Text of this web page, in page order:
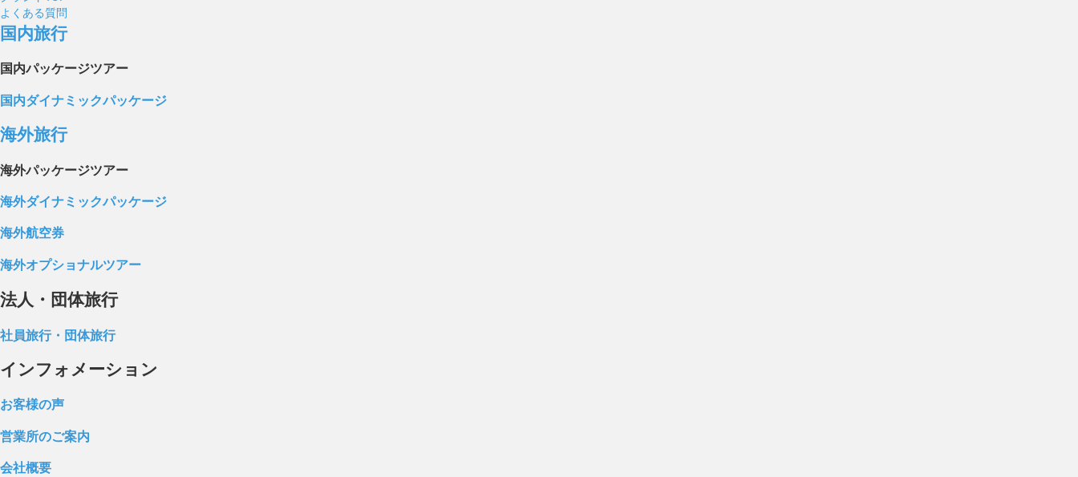
よくある質問
国内旅行
国内パッケージツアー
国内ダイナミックパッケージ
海外旅行
海外パッケージツアー
海外ダイナミックパッケージ
海外航空券
海外オプショナルツアー
法人・団体旅行
社員旅行・団体旅行
インフォメーション
お客様の声
営業所のご案内
会社概要